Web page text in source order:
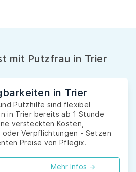
mit Putzfrau in Trier
in Trier
Putzhilfe sind flexibel
in Trier bereits ab 1 Stunde
versteckten Kosten,
Verpflichtungen - Setzen
Preise von Pflegix.
Mehr Infos ->